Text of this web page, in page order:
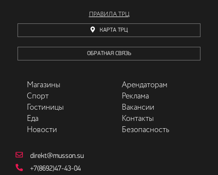
ПРАВИЛА ТРЦ
КАРТА ТРЦ
ОБРАТНАЯ СВЯЗЬ
Магазины
Спорт
Гостиницы
Еда
Новости
Арендаторам
Реклама
Вакансии
Контакты
Безопасность
direkt@musson.su
+7(8692)47-43-04